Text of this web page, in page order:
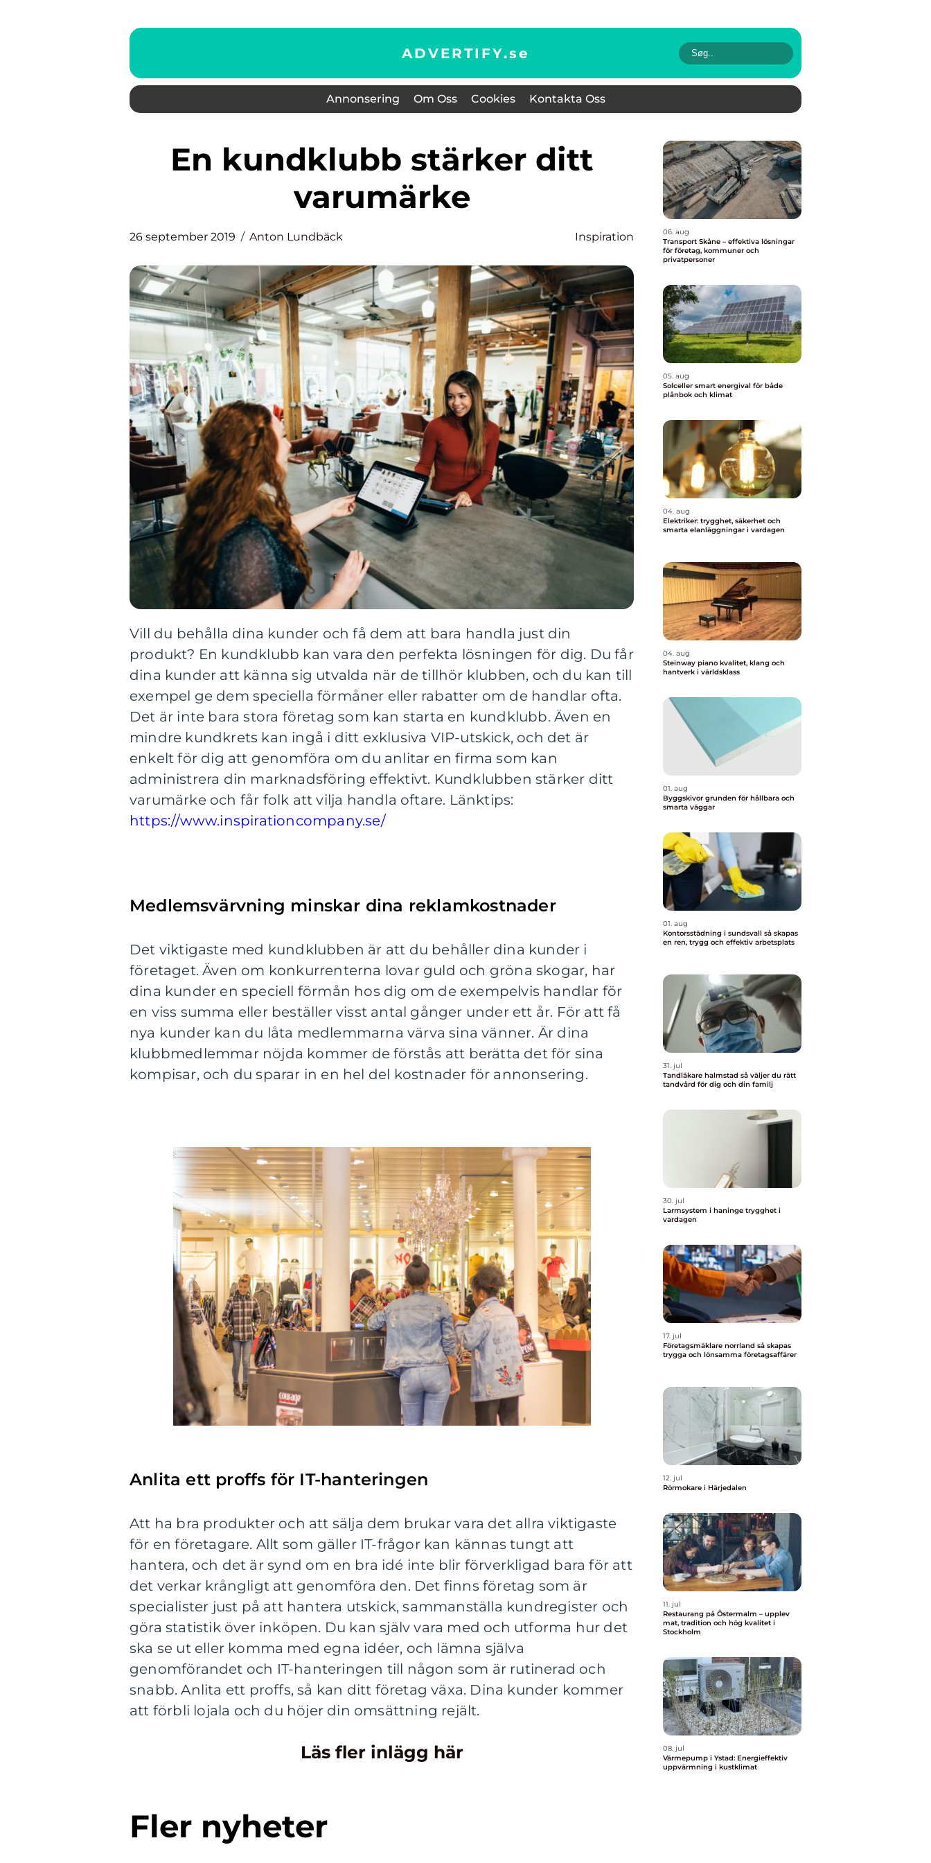
ADVERTIFY.se
Annonsering Om Oss Cookies Kontakta Oss
En kundklubb stärker ditt
varumärke
26 september 2019 Anton Lundbäck Inspiration
Vill du behålla dina kunder och få dem att bara handla just din
produkt? En kundklubb kan vara den perfekta lösningen för dig. Du får
dina kunder att känna sig utvalda när de tillhör klubben, och du kan till
exempel ge dem speciella förmåner eller rabatter om de handlar ofta.
Det är inte bara stora företag som kan starta en kundklubb. Även en
mindre kundkrets kan ingå i ditt exklusiva VIP-utskick, och det är
enkelt för dig att genomföra om du anlitar en firma som kan
administrera din marknadsföring effektivt. Kundklubben stärker ditt
varumärke och får folk att vilja handla oftare. Länktips:
https://www.inspirationcompany.se/
Medlemsvärvning minskar dina reklamkostnader
Det viktigaste med kundklubben är att du behåller dina kunder i
företaget. Även om konkurrenterna lovar guld och gröna skogar, har
dina kunder en speciell förmån hos dig om de exempelvis handlar för
en viss summa eller beställer visst antal gånger under ett år. För att få
nya kunder kan du låta medlemmarna värva sina vänner. Är dina
klubbmedlemmar nöjda kommer de förstås att berätta det för sina
kompisar, och du sparar in en hel del kostnader för annonsering.
Anlita ett proffs för IT-hanteringen
Att ha bra produkter och att sälja dem brukar vara det allra viktigaste
för en företagare. Allt som gäller IT-frågor kan kännas tungt att
hantera, och det är synd om en bra idé inte blir förverkligad bara för att
det verkar krångligt att genomföra den. Det finns företag som är
specialister just på att hantera utskick, sammanställa kundregister och
göra statistik över inköpen. Du kan själv vara med och utforma hur det
ska se ut eller komma med egna idéer, och lämna själva
genomförandet och IT-hanteringen till någon som är rutinerad och
snabb. Anlita ett proffs, så kan ditt företag växa. Dina kunder kommer
att förbli lojala och du höjer din omsättning rejält.
Läs fler inlägg här
Fler nyheter
06. aug
Transport Skåne – effektiva lösningar
för företag, kommuner och
privatpersoner
05. aug
Solceller smart energival för både
plånbok och klimat
04. aug
Elektriker: trygghet, säkerhet och
smarta elanläggningar i vardagen
04. aug
Steinway piano kvalitet, klang och
hantverk i världsklass
01. aug
Byggskivor grunden för hållbara och
smarta väggar
01. aug
Kontorsstädning i sundsvall så skapas
en ren, trygg och effektiv arbetsplats
31. jul
Tandläkare halmstad så väljer du rätt
tandvård för dig och din familj
30. jul
Larmsystem i haninge trygghet i
vardagen
17. jul
Företagsmäklare norrland så skapas
trygga och lönsamma företagsaffärer
12. jul
Rörmokare i Härjedalen
11. jul
Restaurang på Östermalm – upplev
mat, tradition och hög kvalitet i
Stockholm
08. jul
Värmepump i Ystad: Energieffektiv
uppvärmning i kustklimat